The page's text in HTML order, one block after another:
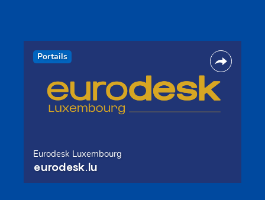
Portails
Eurodesk Luxembourg
eurodesk.lu